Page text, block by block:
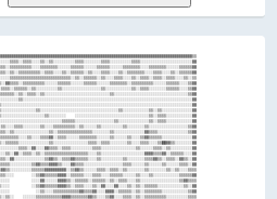
▒▒░░░░░░░░▒▒████▓▓▒▒▒▒▒▒▒▒▒▒░░░░░░░░░░░░░░░░▒▒▒▒░░░░░░░░▒▒░░▒▒░░░░░░▒▒▒▒▒▒▒▒▒▒▒▒▒▒▒▒▒▒▓▓▓▓▓▓▒▒▓▓▒▒▓▓▓▓▒▒▒▒░░▒▒▒▒▒▒▒▒▒▒▒▒░░▓▓▒▒▒▒░░░░▒▒░░░░░░░░░░░░░░▓▓
▒▒░░░░░░░░████████▒▒▒▒▒▒░░▒▒▒▒░░░░░░▒▒░░░░▒▒▒▒░░░░▒▒░░▒▒░░▒▒▒▒░░░░  ░░░░░░░░▒▒▓▓▒▒▒▒▒▒▓▓▓▓▓▓▒▒▒▒▓▓▒▒▒▒▓▓▓▓▒▒▒▒▒▒▒▒░░░░▓▓▓▓▒▒▓▓▒▒░░▒▒▒▒▒▒▒▒░░░░░░░░▒▒▓▓
░░░░░░░░▒▒▓▓▓▓▓▓▓▓██▒▒▒▒░░▒▒░░░░░░▒▒▒▒░░░░░░░░▒▒▒▒░░▒▒░░░░░░▒▒░░▒▒░░▒▒░░░░▒▒▓▓▓▓▓▓▒▒▒▒▒▒▓▓▓▓▓▓▒▒▓▓▒▒▓▓▓▓▓▓▒▒▒▒▒▒▒▒▒▒░░▓▓▓▓▒▒▓▓▒▒▒▒░░▒▒▒▒▒▒░░░░▒▒░░▒▒▒▒
░░░░▒▒▒▒▓▓▒▒░░░░▒▒▓▓▒▒▒▒▒▒░░░░░░░░░░▒▒░░▒▒░░░░▒▒▒▒░░░░▒▒░░▒▒▒▒▒▒▒▒░░░░    ▒▒▓▓▓▓▓▓▒▒▒▒▓▓▓▓▒▒▓▓▒▒▒▒▒▒▓▓▓▓▓▓▒▒▒▒▒▒▒▒▒▒▒▒▓▓▓▓▓▓▓▓▒▒░░░░▒▒▒▒▒▒░░░░░░░░▓▓▒▒
░░░░░░▒▒▓▓▓▓▒▒░░▒▒██▒▒▒▒░░▒▒░░░░░░░░░░▒▒░░▒▒░░░░▒▒▒▒░░▒▒░░▒▒▒▒▒▒▒▒░░▒▒░░░░▒▒▒▒████▒▒▒▒▓▓▓▓▓▓▒▒██▒▒░░░░░░░░▒▒▒▒▒▒▒▒▒▒▒▒▒▒▓▓▓▓▒▒░░▒▒▒▒▒▒░░░░░░░░░░▒▒░░▒▒
▒▒░░▒▒▓▓████▒▒░░████▒▒▒▒░░░░░░░░░░░░░░░░▒▒▒▒▒▒▒▒░░░░░░▒▒░░░░░░▒▒▒▒▒▒▒▒▒▒▒▒▒▒▒▒▓▓████▓▓▓▓▓▓▓▓██░░░░░░░░░░░░░░▒▒▒▒▒▒▒▒░░▒▒▒▒▒▒▒▒▒▒▒▒▒▒▒▒▒▒░░▒▒░░▒▒▓▓░░▒▒
▒▒▒▒▓▓▓▓████░░░░██▓▓░░░░░░░░  ░░░░▒▒▒▒▒▒░░▒▒▒▒▒▒░░▒▒░░▒▒░░▒▒▒▒▒▒▒▒▒▒▒▒░░░░░░▓▓▓▓██▓▓▓▓▓▓▓▓▓▓██░░░░░░▒▒▒▒▒▒▒▒▒▒▒▒▒▒▒▒▒▒▒▒▒▒▒▒▒▒▒▒▒▒░░░░░░░░░░▒▒▒▒▒▒░░▓▓
▒▒▒▒▓▓██▓▓░░▒▒░░██▒▒░░░░▒▒░░░░▒▒▓▓▒▒░░▒▒░░▒▒▒▒░░▒▒░░▓▓▒▒░░▒▒▒▒▓▓▓▓▒▒░░░░░░▒▒▓▓██████▓▓▓▓▓▓▓▓▒▒░░░░░░░░▓▓▓▓▒▒▒▒▒▒▒▒▒▒▒▒▒▒▒▒▒▒▒▒░░░░▒▒░░▒▒░░░░░░▓▓▒▒▒▒▓▓
▒▒▒▒▒▒░░░░░░▒▒▒▒▒▒▒▒░░░░▒▒░░░░▓▓▓▓░░░░░░░░░░░░░░░░▒▒░░░░▒▒▒▒░░▒▒▓▓▒▒▓▓██▓▓▓▓██████▓▓██████▓▓▒▒░░░░░░░░░░██▒▒▒▒▒▒▒▒▒▒░░▒▒▒▒▒▒░░░░░░▒▒▒▒░░░░░░░░░░▒▒▒▒▓▓
░░▒▒▒▒░░░░░░░░░░▒▒░░░░░░░░░░▒▒▓▓▒▒░░░░░░░░▒▒░░▒▒▒▒▒▒░░░░▒▒▒▒▒▒▒▒▒▒▒▒▓▓▓▓▓▓▓▓██▓▓████▓▓██████▒▒░░░░░░░░░░▒▒▓▓▒▒░░▒▒▒▒░░░░░░░░░░░░░░░░░░░░░░░░░░░░▒▒░░▓▓
▒▒▒▒▒▒░░░░░░░░░░░░░░░░░░░░░░░░▓▓▒▒▒▒▓▓▒▒▒▒░░░░░░░░░░▒▒░░▒▒▒▒▒▒░░▒▒▒▒▒▒██▓▓████▓▓██▓▓████▓▓░░░░▒▒░░░░░░▒▒▒▒▓▓▒▒▒▒▒▒▒▒░░░░░░░░▒▒▓▓░░░░░░░░░░░░░░░░▒▒░░▒▒
░░▒▒░░░░░░░░░░░░░░░░░░░░░░░░░░▓▓▓▓▓▓▒▒░░▒▒░░░░░░▒▒░░░░░░░░▓▓▒▒▒▒▓▓▒▒░░░░░░░░██▓▓██▓▓░░░░░░░░░░▒▒░░░░  ░░▓▓▓▓▓▓▓▓░░░░░░░░░░░░▒▒▒▒░░░░░░░░░░▒▒░░▒▒▒▒░░▒▒
░░░░▒▒▒▒▒▒░░░░░░░░░░░░░░▒▒░░░░░░▒▒▒▒░░▒▒░░░░░░▒▒▒▒░░░░░░░░░░░░▒▒██▒▒░░░░░░░░░░████░░░░░░░░░░▒▒▒▒░░░░░░░░▓▓▓▓▒▒░░░░░░░░░░░░░░░░░░░░░░░░░░▒▒▒▒░░░░░░░░▒▒
░░░░░░░░▒▒▒▒░░░░░░░░░░▒▒▒▒▓▓▒▒▒▒▓▓▓▓▒▒░░░░░░██▒▒▒▒▒▒░░░░░░░░░░▒▒▒▒░░░░░░░░░░░░▒▒▒▒░░░░░░░░░░▒▒▒▒░░▒▒░░░░░░░░▒▒░░░░░░░░░░░░░░░░░░░░░░▒▒░░░░▒▒░░░░░░░░▒▒
▒▒░░░░░░░░▒▒░░░░░░░░░░▒▒▒▒▒▒░░░░▒▒░░  ░░░░░░▓▓▒▒░░▒▒░░▒▒░░░░░░░░░░▒▒░░░░░░░░░░░░░░░░░░░░░░▒▒▒▒▒▒▒▒▒▒░░▒▒▒▒░░▒▒░░░░░░░░░░░░░░░░░░░░░░▒▒░░░░░░░░░░░░░░▓▓
░░░░░░░░▒▒▒▒░░░░░░░░░░▒▒░░░░    ░░░░░░░░▒▒░░▓▓▒▒▒▒▒▒░░▒▒▒▒▒▒░░░░░░▒▒▒▒░░░░░░░░░░░░░░░░░░░░▒▒▒▒▒▒░░░░░░░░░░▒▒░░░░░░░░░░░░░░░░░░░░░░░░▒▒░░░░░░░░▒▒▒▒▒▒██
░░░░░░▒▒▒▒░░░░░░░░░░░░▒▒▒▒▒▒░░  ▒▒▒▒░░▒▒▒▒▒▒▒▒▒▒▓▓▒▒▒▒▒▒▒▒░░░░▒▒░░▒▒░░░░░░░░▒▒▒▒░░░░░░░░░░░░▒▒▒▒░░░░░░░░░░▒▒░░░░░░░░░░░░░░░░░░░░░░░░▒▒░░░░░░░░▒▒░░░░▓▓
░░░░░░▒▒▒▒░░░░░░░░░░░░░░▒▒▒▒░░░░▓▓▒▒▒▒░░▒▒░░▓▓▒▒▒▒▒▒▒▒░░▒▒░░░░░░░░░░░░░░▒▒▒▒░░░░▒▒▒▒▒▒░░░░▒▒░░░░░░░░░░░░░░░░░░░░░░░░░░░░░░░░░░░░░░░░░░░░░░░░░░░░░░░░▓▓
░░░░░░▒▒░░░░░░░░░░░░░░░░▒▒▒▒▒▒▓▓▒▒▒▒▒▒▓▓░░░░░░▒▒░░▒▒░░░░▒▒▒▒▒▒▒▒░░░░░░▒▒▒▒▒▒▒▒▒▒▒▒▒▒▒▒░░▒▒░░░░░░░░░░░░░░░░░░░░░░░░░░░░░░░░░░░░░░░░░░░░░░░░░░░░▒▒░░░░▓▓
░░░░░░▒▒░░░░░░░░░░░░░░░░▒▒▒▒░░▓▓▒▒▒▒▓▓▒▒░░░░▒▒░░░░▒▒░░▒▒▒▒▒▒▒▒▒▒░░░░░░▒▒▒▒▒▒░░▒▒▒▒░░░░░░░░░░░░░░░░░░░░░░░░░░░░░░░░░░░░░░░░░░░░  ░░░░░░░░░░░░░░░░░░░░▒▒
░░░░░░▒▒░░░░░░░░░░░░░░░░▒▒▒▒░░▒▒▒▒▓▓▒▒░░░░▒▒░░░░░░░░░░▒▒▒▒▒▒▒▒░░░░░░░░░░▒▒▒▒░░▒▒░░▒▒░░░░░░▒▒░░░░▒▒░░░░░░░░░░░░░░░░░░░░░░░░░░░░░░░░░░░░░░░░░░░░░░░░░░░░
░░░░▒▒░░░░░░░░░░░░░░░░░░▒▒▒▒  ░░  ░░░░░░░░░░▒▒░░░░▒▒░░▒▒▒▒▒▒▒▒░░░░░░░░▒▒░░░░░░░░▒▒▒▒▒▒░░░░▒▒▒▒░░░░▒▒░░░░░░░░░░░░░░░░░░░░  ░░░░░░░░░░░░░░░░░░░░░░░░░░▒▒
░░▒▒▒▒░░░░░░░░░░░░░░░░░░░░▒▒▒▒░░░░░░░░░░▒▒░░░░░░░░░░▒▒▒▒▒▒▓▓▒▒░░░░░░░░▒▒░░░░░░░░░░░░░░░░░░▒▒░░░░░░▒▒░░░░░░░░░░░░░░░░░░░░░░░░░░░░░░░░░░░░░░░░░░░░░░░░░░
░░░░▒▒░░░░░░░░░░░░░░░░░░░░▒▒░░░░▒▒░░▒▒░░░░░░▒▒░░░░░░░░░░▒▒▒▒▒▒░░░░░░▒▒░░░░░░░░░░░░░░░░▒▒▒▒▓▓▒▒░░░░░░░░░░▒▒░░░░░░░░░░░░░░░░░░░░░░░░░░░░░░  ░░░░░░░░░░░░
▒▒░░▒▒░░░░░░░░░░░░░░░░░░░░▒▒░░░░░░░░░░░░▒▒░░░░░░░░░░▒▒░░▒▒░░░░▒▒░░░░▒▒░░░░░░░░░░▒▒░░░░▒▒▒▒▒▒░░░░░░░░░░░░░░░░░░░░░░░░░░░░░░░░░░░░░░░░░░░░░░░░░░░░░░░░▒▒
░░▒▒░░░░░░░░░░░░░░░░░░░░░░░░░░░░░░░░░░░░▒▒░░▒▒░░░░░░░░░░░░░░░░░░░░▒▒░░░░░░░░░░▒▒▒▒░░░░░░░░░░▒▒▒▒▒▒▒▒░░░░░░░░░░░░░░░░░░░░░░░░░░░░░░░░░░░░░░░░░░░░░░░░▒▒
░░░░▒▒░░░░░░░░░░░░░░░░░░░░▒▒░░░░░░░░░░░░░░▒▒░░▒▒▒▒░░░░░░░░░░▒▒░░░░░░░░░░░░░░▒▒░░░░░░░░░░░░░░░░░░░░░░░░░░░░░░░░░░░░░░░░░░░░░░░░░░░░░░░░░░░░░░░░░░░░░░▒▒
▒▒░░░░░░░░░░░░░░░░░░░░░░░░░░░░░░░░░░░░░░░░░░░░░░░░▒▒░░░░░░░░▒▒░░░░▒▒░░▒▒░░░░░░░░░░░░░░░░░░░░░░░░░░░░░░░░░░░░░░░░░░░░░░░░░░░░░░░░░░░░░░░░░░░░░░░░░░░░▓▓
░░░░░░░░░░░░░░░░░░░░░░░░░░▒▒░░░░░░░░░░░░░░░░▒▒░░░░░░░░░░░░▒▒░░░░▒▒▒▒░░░░░░░░░░░░░░░░░░░░░░░░░░░░░░░░░░░░░░▒▒░░░░░░░░░░░░░░░░░░░░░░░░░░░░░░░░▒▒▒▒░░░░▓▓
░░░░░░▒▒▒▒▒▒▒▒▒▒░░▒▒▒▒▒▒▒▒░░░░░░░░░░░░░░░░░░░░░░░░░░░░░░░░░░▒▒▒▒░░▒▒░░░░░░░░░░░░░░░░░░▒▒░░░░░░░░░░░░░░░░░░░░░░░░░░░░░░░░░░░░░░░░░░░░░░░░░░░░░░░░░░░░▒▒
░░░░░░░░▒▒▒▒▒▒▒▒▒▒▒▒▒▒▒▒░░░░░░░░░░▒▒░░░░░░░░░░▒▒░░▒▒░░░░░░░░░░▒▒░░░░░░░░░░░░░░░░░░░░▒▒▒▒▒▒░░░░░░░░░░░░░░░░░░░░░░░░░░░░░░░░░░░░░░░░░░░░░░░░░░░░░░░░░░▒▒
░░▒▒░░▒▒▒▒▒▒░░░░░░▒▒▒▒▒▒▒▒░░░░▒▒░░▒▒░░░░░░░░░░░░▒▒░░░░░░░░░░░░░░░░░░░░░░░░░░░░▓▓░░░░░░░░░░░░░░░░░░░░░░░░░░░░░░░░░░░░░░░░░░░░░░░░░░░░░░░░░░░░░░░░░░░░▒▒
░░░░░░▒▒▒▒▒▒░░░░░░▒▒▒▒▓▓▓▓░░░░░░▒▒▒▒░░░░░░░░░░░░░░░░░░░░░░░░▒▒░░░░░░▒▒░░░░░░▒▒▒▒░░░░░░░░░░░░▒▒░░░░░░░░░░░░░░░░░░░░░░░░░░░░░░  ░░░░▒▒░░░░░░░░░░░░░░░░▒▒
░░░░░░▒▒▒▒▒▒▒▒░░░░▒▒▒▒▒▒░░░░░░░░░░▒▒░░░░░░░░░░░░░░░░░░▒▒░░▒▒▒▒░░░░░░▒▒▒▒░░░░░░░░░░░░░░░░░░▓▓▒▒░░▒▒░░░░░░░░░░░░░░░░░░░░░░░░░░░░░░░░▒▒░░░░░░░░░░░░░░░░▒▒
  ░░▒▒▒▒▒▒▒▒░░░░░░▒▒▒▒▒▒░░░░▒▒░░░░░░░░░░░░░░░░▒▒░░░░▒▒░░░░░░░░░░░░░░░░░░░░▓▓░░░░░░░░░░░░░░░░▒▒░░░░░░░░░░░░░░░░░░░░░░░░░░░░  ░░░░░░░░░░░░░░░░░░░░░░▒▒▒▒
░░░░▒▒▒▒▒▒░░░░░░░░▒▒▒▒▒▒░░▓▓▒▒░░░░░░░░▒▒▒▒░░░░▒▒░░░░▒▒░░░░░░▒▒░░░░░░░░░░░░▒▒▒▒░░░░░░░░░░░░░░░░░░░░░░░░░░░░░░░░░░░░░░░░░░░░░░░░░░░░░░░░░░░░░░░░░░░░░░▒▒
░░░░▒▒▒▒▒▒░░░░░░░░▒▒▒▒▒▒░░░░░░░░░░░░░░▒▒▒▒░░░░░░░░░░░░░░░░░░▒▒▒▒░░░░░░░░░░░░░░░░░░░░░░░░░░░░░░░░░░░░░░░░░░░░░░░░░░░░░░░░░░░░░░░░░░░░░░░░░░░░░░░░░░░░▒▒
░░░░▒▒▒▒▒▒░░░░░░░░▒▒▒▒▒▒░░░░░░░░░░▒▒░░░░▒▒░░░░░░░░░░▒▒▒▒▒▒▒▒░░░░░░░░░░░░░░░░░░░░░░░░░░░░▒▒░░░░░░░░░░░░░░░░░░░░░░░░░░░░░░░░░░░░░░░░░░░░░░░░░░░░▒▒▒▒░░▒▒
░░░░▒▒▒▒▒▒▒▒░░░░░░▒▒▒▒▒▒░░░░░░░░░░▒▒░░░░░░░░░░░░░░░░░░▒▒░░░░░░░░░░░░░░░░░░░░░░░░░░░░░░░░▒▒▒▒░░░░░░░░░░░░░░░░░░░░░░░░░░░░░░░░░░░░░░░░░░░░░░  ░░░░░░░░▓▓
░░░░▒▒▒▒▒▒░░░░░░░░▒▒▒▒░░░░░░░░░░░░